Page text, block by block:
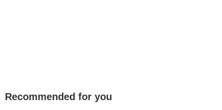
Recommended for you